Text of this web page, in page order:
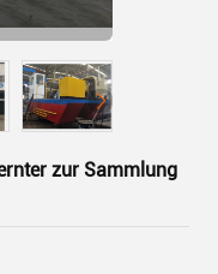
zur Sammlung